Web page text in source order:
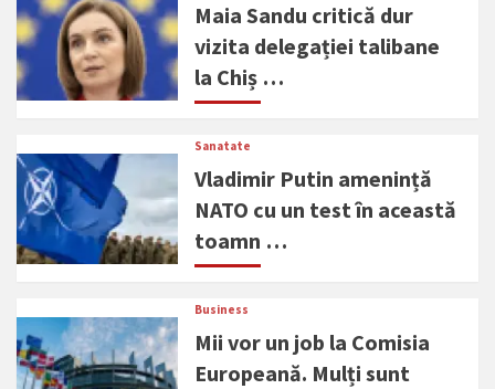
Maia Sandu critică dur
vizita delegației talibane
la Chiș …
Sanatate
Vladimir Putin amenință
NATO cu un test în această
toamn …
Business
Mii vor un job la Comisia
Europeană. Mulți sunt